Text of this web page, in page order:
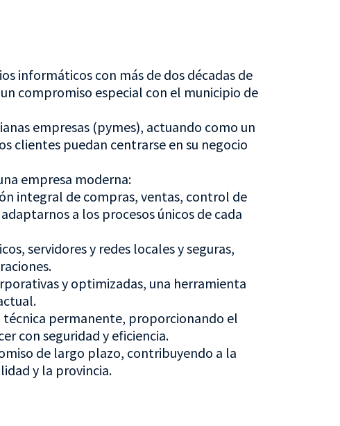
informáticos con más de dos décadas de
compromiso especial con el municipio de
empresas (pymes), actuando como un
clientes puedan centrarse en su negocio
empresa moderna:
integral de compras, ventas, control de
a los procesos únicos de cada
servidores y redes locales y seguras,
y optimizadas, una herramienta
técnica permanente, proporcionando el
con seguridad y eficiencia.
de largo plazo, contribuyendo a la
y la provincia.